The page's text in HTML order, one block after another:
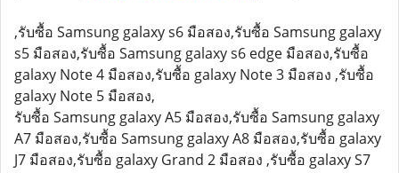
,รับซื้อ Samsung galaxy s6 มือสอง,รับซื้อ Samsung galaxy
s5 มือสอง,รับซื้อ Samsung galaxy s6 edge มือสอง,รับซื้อ
galaxy Note 4 มือสอง,รับซื้อ galaxy Note 3 มือสอง ,รับซื้อ
galaxy Note 5 มือสอง,
รับซื้อ Samsung galaxy A5 มือสอง,รับซื้อ Samsung galaxy
A7 มือสอง,รับซื้อ Samsung galaxy A8 มือสอง,รับซื้อ galaxy
J7 มือสอง,รับซื้อ galaxy Grand 2 มือสอง ,รับซื้อ galaxy S7